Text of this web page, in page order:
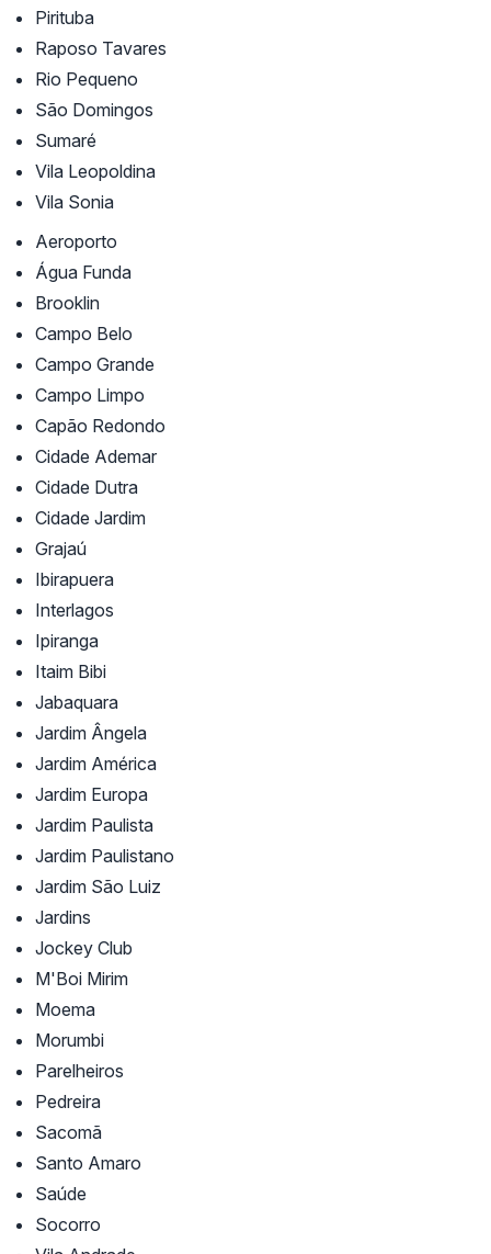
Pirituba
Raposo Tavares
Rio Pequeno
São Domingos
Sumaré
Vila Leopoldina
Vila Sonia
Aeroporto
Água Funda
Brooklin
Campo Belo
Campo Grande
Campo Limpo
Capão Redondo
Cidade Ademar
Cidade Dutra
Cidade Jardim
Grajaú
Ibirapuera
Interlagos
Ipiranga
Itaim Bibi
Jabaquara
Jardim Ângela
Jardim América
Jardim Europa
Jardim Paulista
Jardim Paulistano
Jardim São Luiz
Jardins
Jockey Club
M'Boi Mirim
Moema
Morumbi
Parelheiros
Pedreira
Sacomã
Santo Amaro
Saúde
Socorro